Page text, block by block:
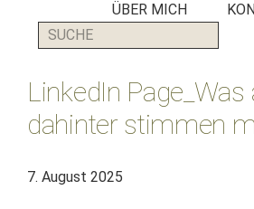
PR-
Agenturen
ÜBER MICH
SUCHE
LinkedIn Page_Was
dahinter stimmen
7. August 2025